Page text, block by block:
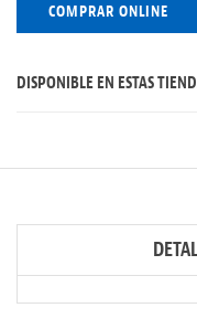
COMPRAR ONLINE
DISPONIBLE EN ESTAS